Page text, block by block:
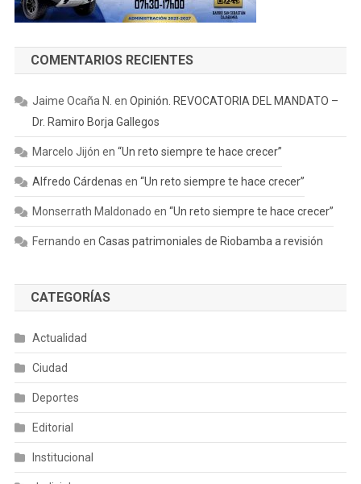
COMENTARIOS RECIENTES
Jaime Ocaña N. en Opinión. REVOCATORIA DEL MANDATO –
Dr. Ramiro Borja Gallegos
Marcelo Jijón en “Un reto siempre te hace crecer”
Alfredo Cárdenas en “Un reto siempre te hace crecer”
Monserrath Maldonado en “Un reto siempre te hace crecer”
Fernando en Casas patrimoniales de Riobamba a revisión
CATEGORÍAS
Actualidad
Ciudad
Deportes
Editorial
Institucional